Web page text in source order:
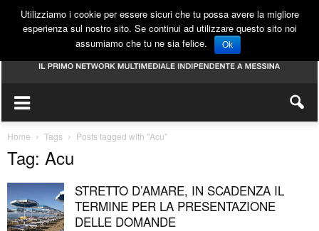
Home Tags Posts tagged with "Acu"
Tag: Acu
STRETTO D’AMARE, IN SCADENZA IL
TERMINE PER LA PRESENTAZIONE
DELLE DOMANDE
Utilizziamo i cookie per essere sicuri che tu possa avere la migliore
esperienza sul nostro sito. Se continui ad utilizzare questo sito noi
assumiamo che tu ne sia felice.
Ok